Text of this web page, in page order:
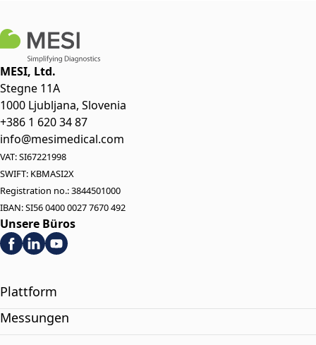
MESI, Ltd.
Stegne 11A
1000 Ljubljana, Slovenia
+386 1 620 34 87
info@mesimedical.com
VAT: SI67221998
SWIFT: KBMASI2X
Registration no.: 3844501000
IBAN: SI56 0400 0027 7670 492
Unsere Büros
Plattform
Messungen